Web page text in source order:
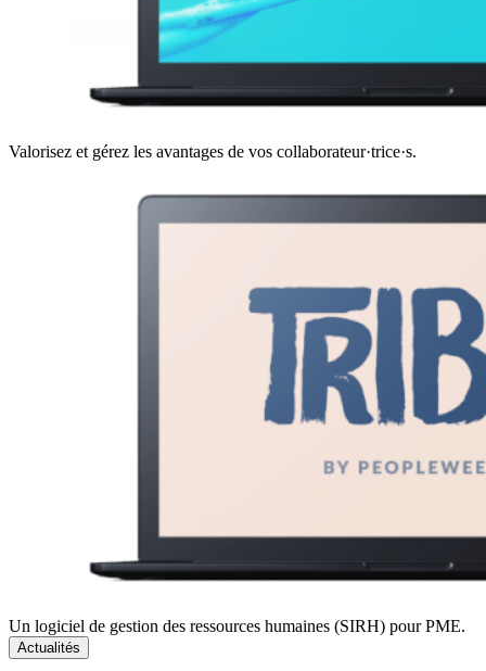
Valorisez et gérez les avantages de vos collaborateur·trice·s.
Un logiciel de gestion des ressources humaines (SIRH) pour PME.
Actualités